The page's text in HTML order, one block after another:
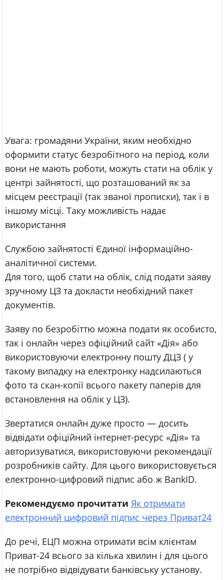
Увага: громадяни України, яким необхідно
оформити статус безробітного на період, коли
вони не мають роботи, можуть стати на облік у
центрі зайнятості, що розташований як за
місцем реєстрації (так званої прописки), так і в
іншому місці. Таку можливість надає
використання
Службою зайнятості Єдиної інформаційно-
аналітичної системи.
Для того, щоб стати на облік, слід подати заяву
зручному ЦЗ та докласти необхідний пакет
документів.
Заяву по безробіттю можна подати як особисто,
так і онлайн через офіційний сайт «Дія» або
використовуючи електронну пошту ДЦЗ ( у
такому випадку на електронку надсилаються
фото та скан-копії всього пакету паперів для
встановлення на облік у ЦЗ).
Звертатися онлайн дуже просто — досить
відвідати офіційний інтернет-ресурс «Дія» та
авторизуватися, використовуючи рекомендації
розробників сайту. Для цього використовується
електронно-цифровий підпис або ж BankID.
Рекомендуємо прочитати Як отримати
електронний цифровий підпис через Приват24
До речі, ЕЦП можна отримати всім клієнтам
Приват-24 всього за кілька хвилин і для цього
не потрібно відвідувати банківську установу.